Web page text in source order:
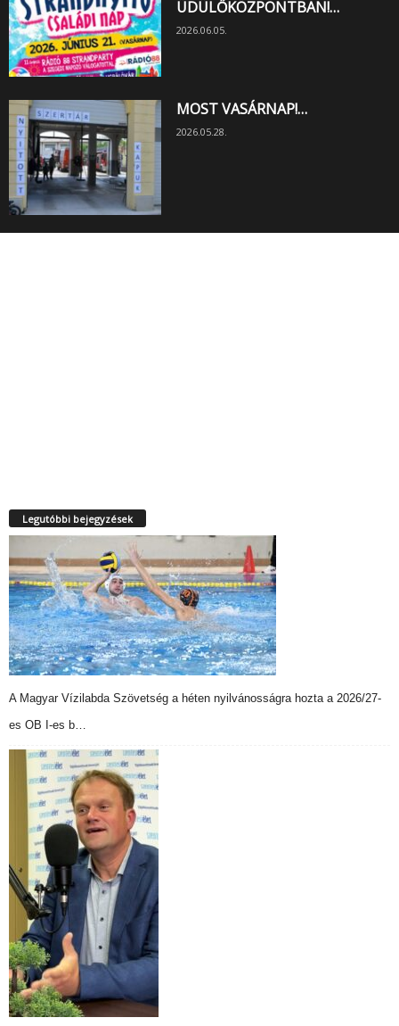
ÜDÜLŐKÖZPONTBAN!…
2026.06.05.
MOST VASÁRNAP!…
2026.05.28.
Legutóbbi bejegyzések
A Magyar Vízilabda Szövetség a héten nyilvánosságra hozta a 2026/27-
es OB I-es b…